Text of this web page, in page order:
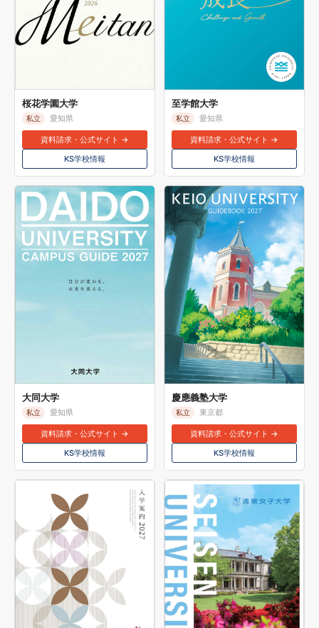
桜花学園大学
私立 愛知県
資料請求・公式サイト →
KS学校情報
至学館大学
私立 愛知県
資料請求・公式サイト →
KS学校情報
大同大学
私立 愛知県
資料請求・公式サイト →
KS学校情報
慶應義塾大学
私立 東京都
資料請求・公式サイト →
KS学校情報